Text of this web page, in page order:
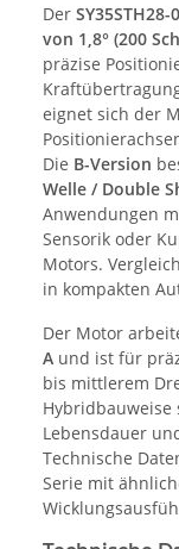
Der SY35STH28-
von 1,8° (200
präzise
eignet sich der
Die B-Version
Welle / Double
Anwendungen
Sensorik oder
Motors.
in kompakten
Der Motor
A und ist für
bis mittlerem
Hybridbauweise
Lebensdauer
Technische
Serie mit